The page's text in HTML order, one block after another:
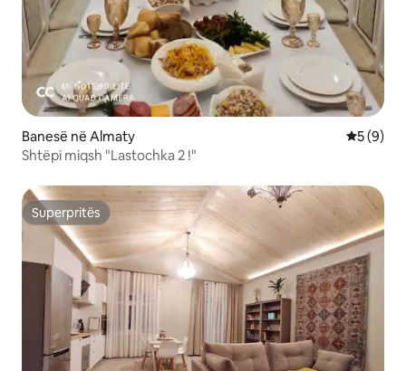
Banesë në Almaty
5 (9)
Shtëpi miqsh "Lastochka 2 !"
Superpritës
Superpritës